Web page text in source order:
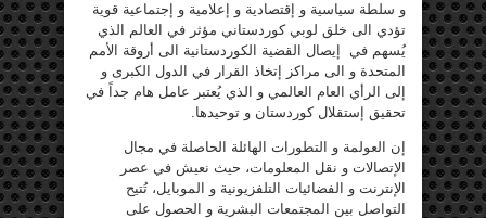
و سلطة سياسية و إقتصادية و إعلامية و إجتماعية قوية
تؤدي الى خلق لوبي كوردستاني مؤثر في العالم الذي
يُسهم في إيصال القضية الكوردستانية الى أروقة الأمم
المتحدة و الى مراكز إتخاذ القرار في الدول الكبرى و
إلى الرأي العام العالمي و الذي يُعتبر عامل هام جداً في
تحقيق إستقلال كوردستان و توحيدها.
إن العولمة و التطورات الهائلة الحاصلة في مجال
الإتصالات و نقل المعلومات، حيث نعيش في عصر
الإنترنت و الفضائيات التلفزيونية و الموبايل، تُتيح
التواصل بين المجتمعات البشرية و الحصول على